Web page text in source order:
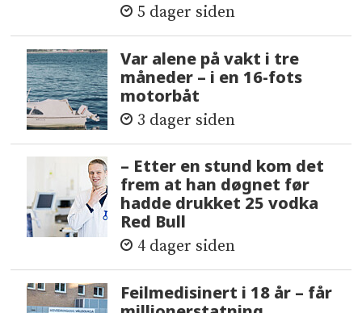
5 dager siden
Var alene på vakt i tre
måneder – i en 16-fots
motorbåt
3 dager siden
– Etter en stund kom det
frem at han døgnet før
hadde drukket 25 vodka
Red Bull
4 dager siden
Feilmedisinert i 18 år – får